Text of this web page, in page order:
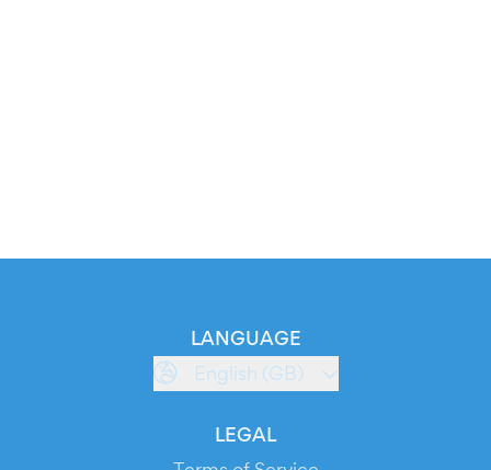
LANGUAGE
English (GB)
LEGAL